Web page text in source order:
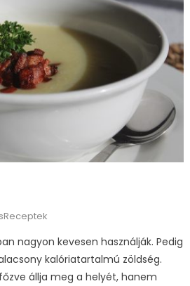
nagyon kevesen használják. Pedig
kalóriatartalmú zöldség.
állja meg a helyét, hanem